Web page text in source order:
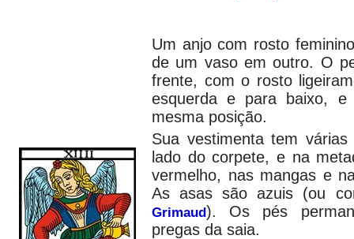
Um anjo com rosto
de um vaso em outro. O
frente, com o rosto
esquerda e para baixo,
mesma posição.
Sua vestimenta tem
lado do corpete, e na
vermelho, nas mangas e
As asas são azuis (ou
Grimaud). Os pés
pregas da saia.